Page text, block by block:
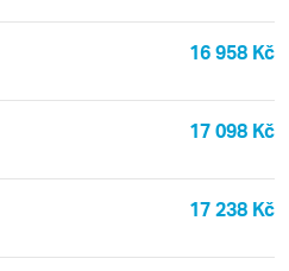
16 958 Kč
17 098 Kč
17 238 Kč